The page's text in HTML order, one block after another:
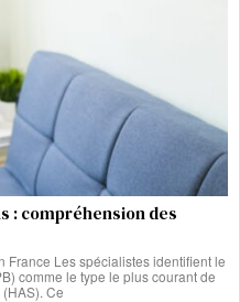
: compréhension des
France Les spécialistes identifient le
comme le type le plus courant de
Ce